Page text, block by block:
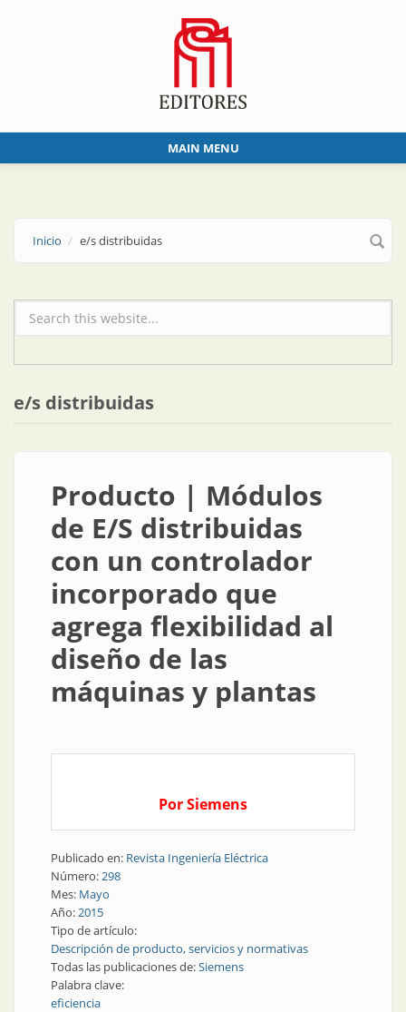
MAIN MENU
Inicio e/s distribuidas
Formulario de búsqueda
e/s distribuidas
Producto | Módulos
de E/S distribuidas
con un controlador
incorporado que
agrega flexibilidad al
diseño de las
máquinas y plantas
Por Siemens
Publicado en: Revista Ingeniería Eléctrica
Número:298
Mes: Mayo
Año:2015
Tipo de artículo:
Descripción de producto, servicios y normativas
Todas las publicaciones de:Siemens
Palabra clave:
eficiencia